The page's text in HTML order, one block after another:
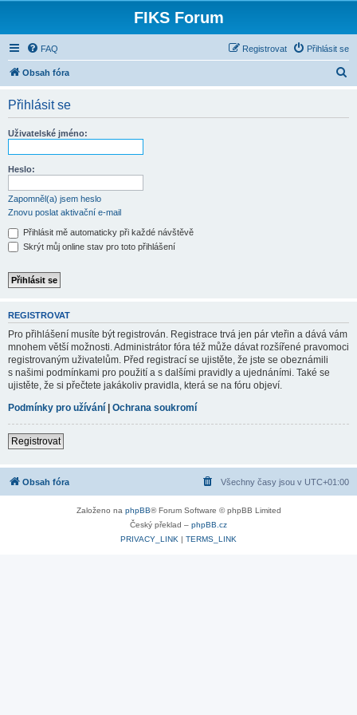
FIKS Forum
FAQ Přihlásit se
Registrovat
Obsah fóra
Přihlásit se
Uživatelské jméno:
Heslo:
Zapomněl(a) jsem heslo
Znovu poslat aktivační e-mail
Přihlásit mě automaticky při každé návštěvě
Skrýt můj online stav pro toto přihlášení
REGISTROVAT
Pro přihlášení musíte být registrován. Registrace trvá jen pár vteřin a dává vám
mnohem větší možnosti. Administrátor fóra též může dávat rozšířené pravomoci
registrovaným uživatelům. Před registrací se ujistěte, že jste se obeznámili
s našimi podmínkami pro použití a s dalšími pravidly a ujednáními. Také se
ujistěte, že si přečtete jakákoliv pravidla, která se na fóru objeví.
Podmínky pro užívání | Ochrana soukromí
Registrovat
Obsah fóra Všechny časy jsou v UTC+01:00
Založeno na phpBB® Forum Software © phpBB Limited
Český překlad – phpBB.cz
PRIVACY_LINK | TERMS_LINK